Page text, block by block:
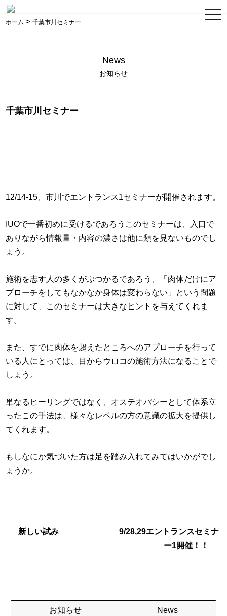
ホーム >千葉市川セミナー
News
お知らせ
千葉市川セミナー
12/14-15、市川でエントランス1セミナーが開催されます。
IUOで一番初めに受けるであろうこのセミナーは、入口で
ありながら情報量・内容の濃さは他に類を見ないものでし
ょう。
施術を志す人の多くがぶつかるであろう、「肉体だけにア
プローチをしてもなかなか身体は変わらない」という問題
に対して、このセミナーは大きなヒントを与えてくれま
す。
また、すでに肉体を超えたところへのアプローチを行って
いる人にとっては、目からウロコの施術方法になることで
しょう。
単なるヒーリングではなく、オステオパシーとして体系立
ったこの手法は、様々なレベルの方の意識の拡大を提供し
てくれます。
もしなにか気づいた方は足を踏み入れてみてはいかがでし
ょうか。
新しい試み
9/28,29エントランスセミナ
ー1開催！！
お知らせ News
ス
マ